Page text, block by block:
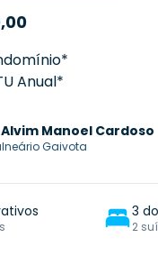
Anual*
Alvim Manoel Cardoso
Gaivota
3
2